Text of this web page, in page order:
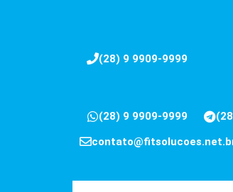
(28) 9 9909-9999
(28) 9 9909-9999